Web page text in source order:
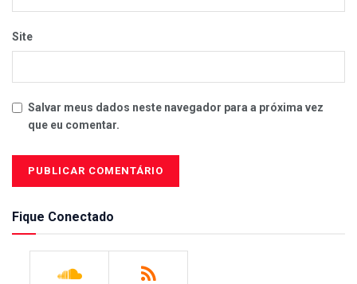
Site
Salvar meus dados neste navegador para a próxima vez
que eu comentar.
Fique Conectado